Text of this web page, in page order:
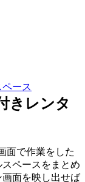
ース
きレンタ
面で作業をした
ペースをまとめ
面を映し出せば